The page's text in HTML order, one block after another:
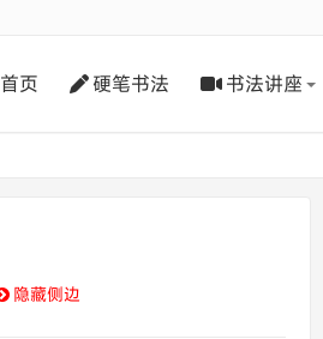
首页 硬笔书法 书法讲座
隐藏侧边